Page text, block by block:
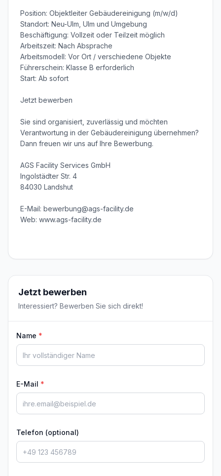
Position: Objektleiter Gebäudereinigung (m/w/d)
Standort: Neu-Ulm, Ulm und Umgebung
Beschäftigung: Vollzeit oder Teilzeit möglich
Arbeitszeit: Nach Absprache
Arbeitsmodell: Vor Ort / verschiedene Objekte
Führerschein: Klasse B erforderlich
Start: Ab sofort
Jetzt bewerben
Sie sind organisiert, zuverlässig und möchten
Verantwortung in der Gebäudereinigung übernehmen?
Dann freuen wir uns auf Ihre Bewerbung.
AGS Facility Services GmbH
Ingolstädter Str. 4
84030 Landshut
E-Mail: bewerbung@ags-facility.de
Web: www.ags-facility.de
Jetzt bewerben
Interessiert? Bewerben Sie sich direkt!
Name *
E-Mail *
Telefon (optional)